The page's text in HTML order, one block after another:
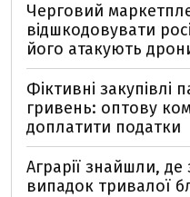
Черговий
відшкодовувати
його атакують
Фіктивні закупівлі
гривень: оптову
доплатити податки
Аграрії знайшли, де
випадок тривалої